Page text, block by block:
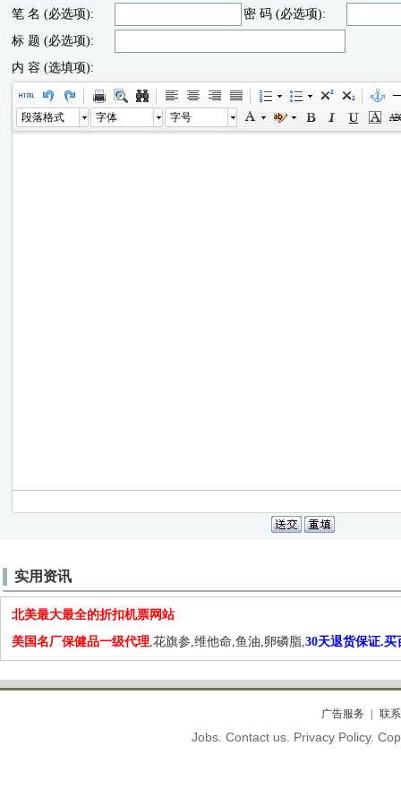
笔 名 (必选项):
密 码 (必选项):
标 题 (必选项):
内 容 (选填项):
段落格式 字体 字号
实用资讯
北美最大最全的折扣机票网站
美国名厂保健品一级代理,花旗参,维他命,鱼油,卵磷脂,30天退货保证.买
广告服务 联
Jobs. Contact us. Privacy Policy.